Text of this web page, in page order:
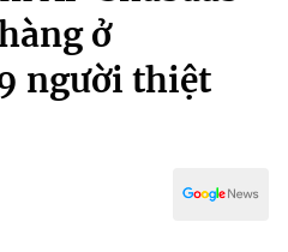
ở
người thiệt